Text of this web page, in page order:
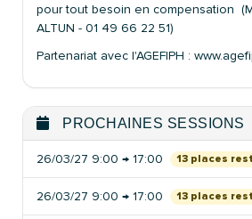
pour tout besoin en compensation
ALTUN - 01 49 66 22 51)
Partenariat avec l'AGEFIPH :
PROCHAINES SESSIONS
26/03/27 9:00 → 17:00 13 places
26/03/27 9:00 → 17:00 13 places